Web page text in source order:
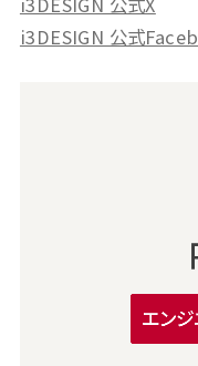
i3DESIGN 公式